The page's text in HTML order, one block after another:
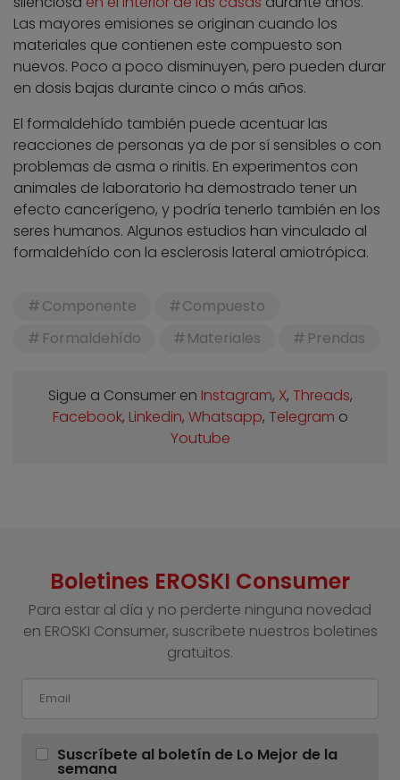
Las mayores emisiones se originan cuando los
materiales que contienen este compuesto son
nuevos. Poco a poco disminuyen, pero pueden durar
en dosis bajas durante cinco o más años.
El formaldehído también puede acentuar las
reacciones de personas ya de por sí sensibles o con
problemas de asma o rinitis. En experimentos con
animales de laboratorio ha demostrado tener un
efecto cancerígeno, y podría tenerlo también en los
seres humanos. Algunos estudios han vinculado al
formaldehído con la esclerosis lateral amiotrópica.
Componente
Compuesto
Formaldehído
Materiales Prendas
Sigue a Consumer en Instagram, X, Threads,
Facebook, Linkedin, Whatsapp, Telegram o
Youtube
Boletines EROSKI Consumer
Para estar al día y no perderte ninguna novedad
en EROSKI Consumer, suscríbete nuestros boletines
gratuitos.
Suscríbete al boletín de Lo Mejor de la
semana